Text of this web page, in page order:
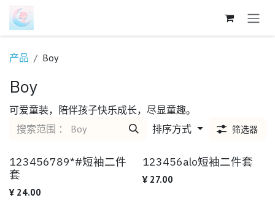
跳至内容
产品 Boy
Boy
可爱童装，陪伴孩子快乐成长，尽显童趣。
排序方式
筛选器
123456789*#短袖二件
套
¥ 24.00
123456alo短袖二件套
¥ 27.00